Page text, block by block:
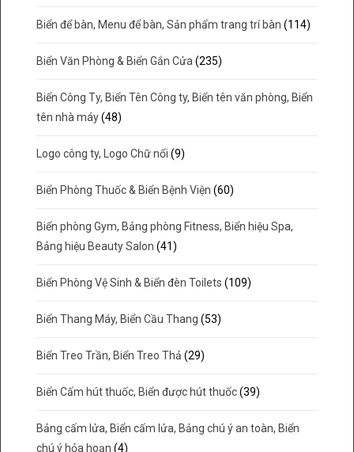
Biển để bàn, Menu để bàn, Sản phẩm trang trí bàn (114)
Biển Văn Phòng & Biển Gắn Cửa (235)
Biển Công Ty, Biển Tên Công ty, Biển tên văn phòng, Biển
tên nhà máy (48)
Logo công ty, Logo Chữ nổi (9)
Biển Phòng Thuốc & Biển Bệnh Viện (60)
Biển phòng Gym, Bảng phòng Fitness, Biển hiệu Spa,
Bảng hiệu Beauty Salon (41)
Biển Phòng Vệ Sinh & Biển đèn Toilets (109)
Biển Thang Máy, Biển Cầu Thang (53)
Biển Treo Trần, Biển Treo Thả (29)
Biển Cấm hút thuốc, Biển được hút thuốc (39)
Bảng cấm lửa, Biển cấm lửa, Bảng chú ý an toàn, Biển
chú ý hỏa hoạn (4)